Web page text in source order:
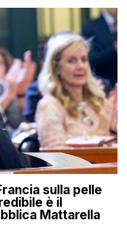
sulla pelle
è il
Mattarella